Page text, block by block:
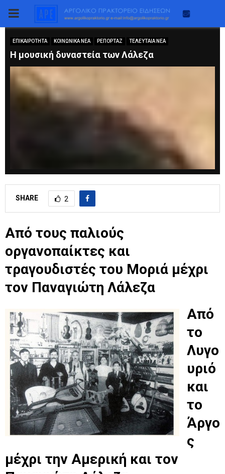
PRIMARY
MENU
ΕΠΙΚΑΙΡΟΤΗΤΑ ΚΟΙΝΩΝΙΚΑ ΝΕΑ ΡΕΠΟΡΤΑΖ ΤΕΛΕΥΤΑΙΑ ΝΕΑ
Η μουσική δυναστεία των Λάλεζα
SHARE 2
Από τους παλιούς
οργανοπαίκτες και
τραγουδιστές του Μοριά μέχρι
τον Παναγιώτη Λάλεζα
Από
το
Λυγο
υριό
και
το
Άργο
ς
μέχρι την Αμερική και τον